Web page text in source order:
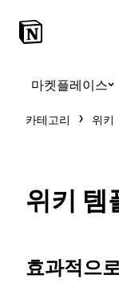
마켓플레이스
카테고리 위키
위키 템
효과적으